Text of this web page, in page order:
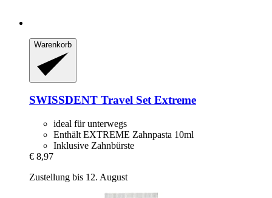
Warenkorb
SWISSDENT Travel Set Extreme
ideal für unterwegs
Enthält EXTREME Zahnpasta 10ml
Inklusive Zahnbürste
€ 8,97
Zustellung bis 12. August